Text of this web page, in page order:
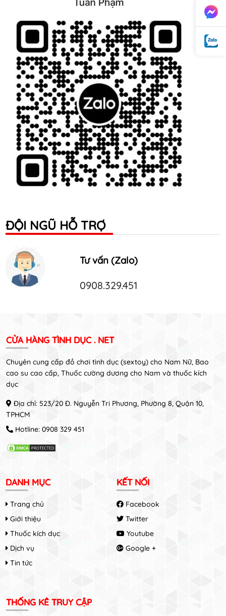
ĐỘI NGŨ HỖ TRỢ
Tư vấn (Zalo)
0908.329.451
CỬA HÀNG TÌNH DỤC . NET
Chuyên cung cấp đồ chơi tình dục (sextoy) cho Nam Nữ, Bao
cao su cao cấp, Thuốc cường dương cho Nam và thuốc kích
dục
Địa chỉ: 523/20 Đ. Nguyễn Tri Phương, Phường 8, Quận 10,
TPHCM
Hotline: 0908 329 451
DANH MỤC
Trang chủ
Giới thiệu
Thuốc kích dục
Dịch vụ
Tin tức
KẾT NỐI
Facebook
Twitter
Youtube
Google +
THỐNG KÊ TRUY CẬP